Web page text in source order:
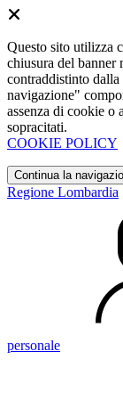
Questo sito utilizza
chiusura del banner
contraddistinto
navigazione"
assenza di cookie o
sopracitati.
COOKIE POLICY
Continua la
Regione Lombardia
personale